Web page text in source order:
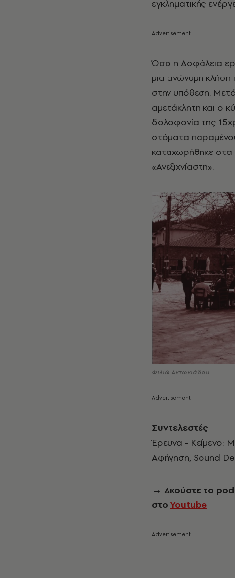
εγκληματικής
Όσο η Ασφάλεια
μια ανώνυμη κλήση
στην υπόθεση.
αμετάκλητη και ο
δολοφονία της
στόματα
καταχωρήθηκε στα
«Ανεξιχνίαστη».
Φιλιώ Αντωνιάδου
Συντελεστές
Έρευνα - Κείμενο:
Αφήγηση, Sound
→ Ακούστε το
στο Youtube